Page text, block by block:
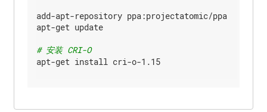
add-apt-repository ppa:projectatomic/ppa
apt-get update
# 安装 CRI-O
apt-get install cri-o-1.15